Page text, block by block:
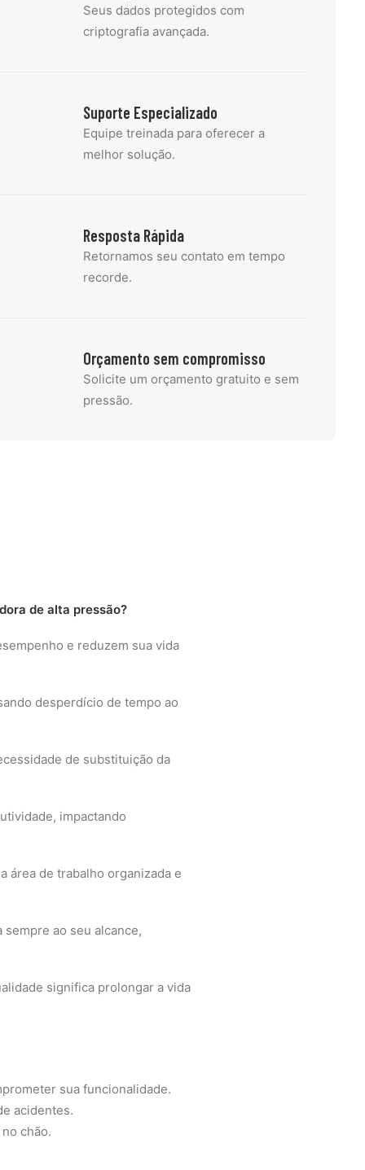
Seus dados protegidos com
criptografia avançada.
Suporte Especializado
Equipe treinada para oferecer a
melhor solução.
Resposta Rápida
Retornamos seu contato em tempo
recorde.
Orçamento sem compromisso
Solicite um orçamento gratuito e sem
pressão.
de alta pressão?
e reduzem sua vida
desperdício de tempo ao
de substituição da
impactando
área de trabalho organizada e
ao seu alcance,
significa prolongar a vida
sua funcionalidade.
acidentes.
chão.